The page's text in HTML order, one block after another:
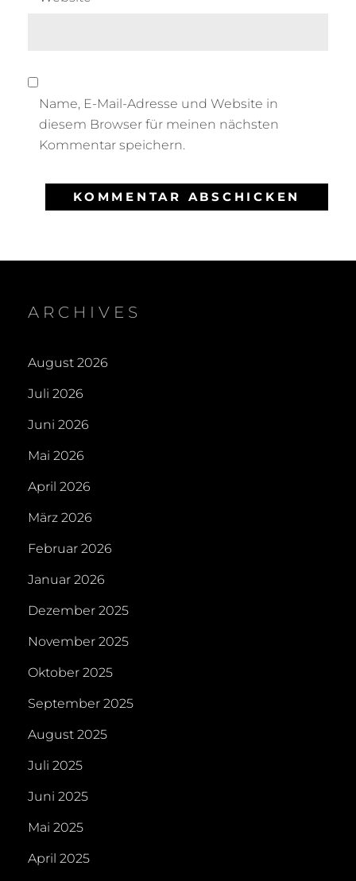
Name, E-Mail-Adresse und Website in
diesem Browser für meinen nächsten
Kommentar speichern.
ARCHIVES
August 2026
Juli 2026
Juni 2026
Mai 2026
April 2026
März 2026
Februar 2026
Januar 2026
Dezember 2025
November 2025
Oktober 2025
September 2025
August 2025
Juli 2025
Juni 2025
Mai 2025
April 2025